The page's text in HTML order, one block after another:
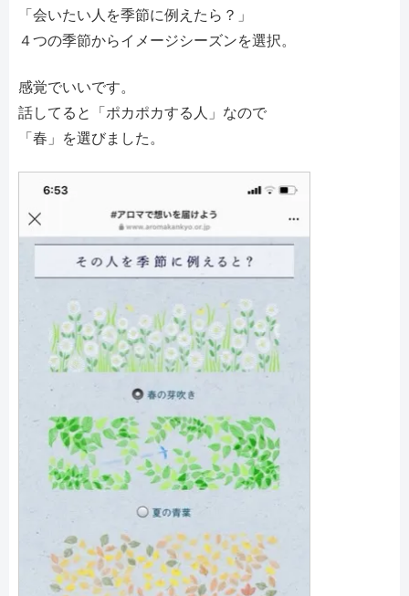
「会いたい人を季節に例えたら？」
４つの季節からイメージシーズンを選択。
感覚でいいです。
話してると「ポカポカする人」なので
「春」を選びました。